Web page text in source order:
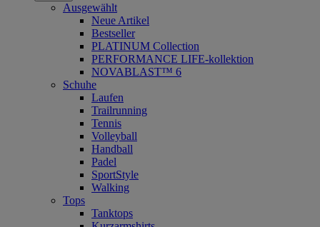
Ausgewählt
Neue Artikel
Bestseller
PLATINUM Collection
PERFORMANCE LIFE-kollektion
NOVABLAST™ 6
Schuhe
Laufen
Trailrunning
Tennis
Volleyball
Handball
Padel
SportStyle
Walking
Tops
Tanktops